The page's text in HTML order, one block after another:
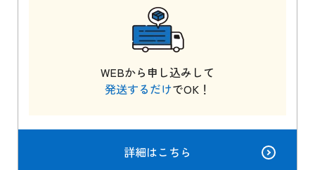
WEBから申し込みして
発送するだけでOK！
詳細はこちら